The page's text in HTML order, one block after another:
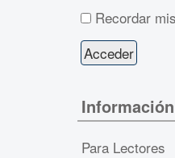
Recordar
Información
Para Lectores